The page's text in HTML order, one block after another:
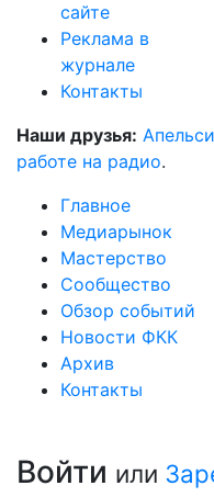
сайте
Реклама в
журнале
Контакты
Наши друзья:
работе на радио.
Главное
Медиарынок
Мастерство
Сообщество
Обзор событий
Новости ФКК
Архив
Контакты
Войти или